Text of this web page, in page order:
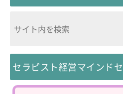
セラピスト経営マインド